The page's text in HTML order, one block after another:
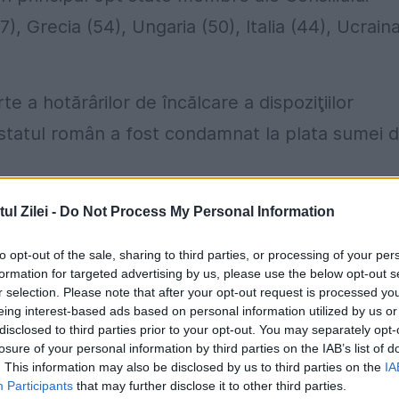
Zilei - Do Not Process My Personal Information
opt-out of the sale, sharing to third parties, or processing of your
for targeted advertising by us, please use the below opt-out
selection. Please note that after your opt-out request is processed
interest-based ads based on personal information utilized by us
to third parties prior to your opt-out. You may separately
of your personal information by third parties on the IAB’s list of
This information may also be disclosed by us to third parties on the
Participants that may further disclose it to other third parties.
Grecia (54), Ungaria (50), Italia (44), Ucraina
a hotărârilor de încălcare a dispoziţiilor
român a fost condamnat la plata sumei
pentru anul 2014, puterea legislativă
s-au pronunţat hotărâri de condamnare
de cauze), puterea judecătorească este
Public - pentru 17,8% (13 cauze).